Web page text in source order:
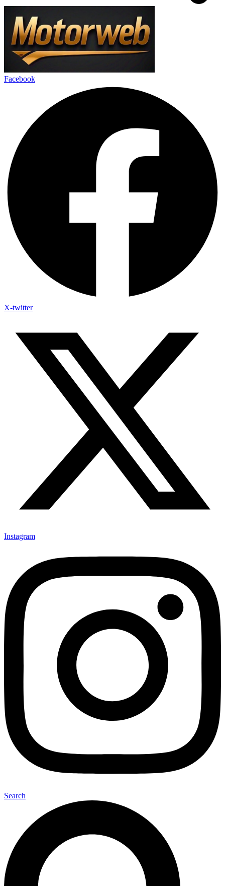
Facebook
X-twitter
Instagram
Search